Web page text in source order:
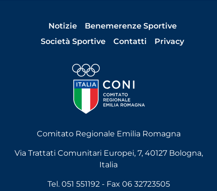
Notizie
Benemerenze Sportive
Società Sportive
Contatti Privacy
Comitato Regionale Emilia Romagna
Via Trattati Comunitari Europei, 7, 40127 Bologna,
Italia
Tel. 051 551192 - Fax 06 32723505